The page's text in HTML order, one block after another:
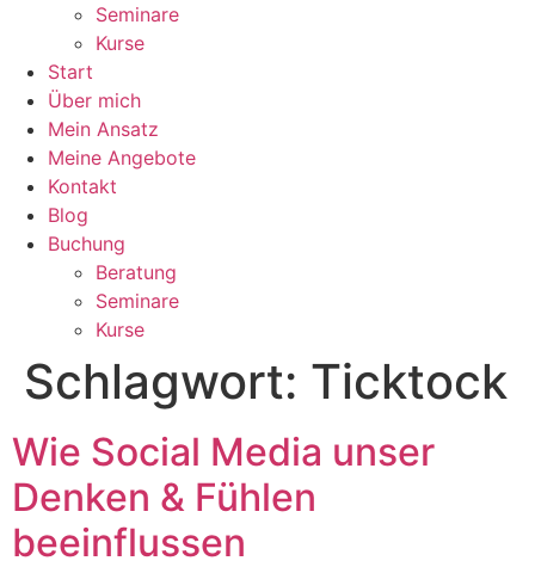
Seminare
Kurse
Start
Über mich
Mein Ansatz
Meine Angebote
Kontakt
Blog
Buchung
Beratung
Seminare
Kurse
Schlagwort: Ticktock
Wie Social Media unser
Denken & Fühlen
beeinflussen